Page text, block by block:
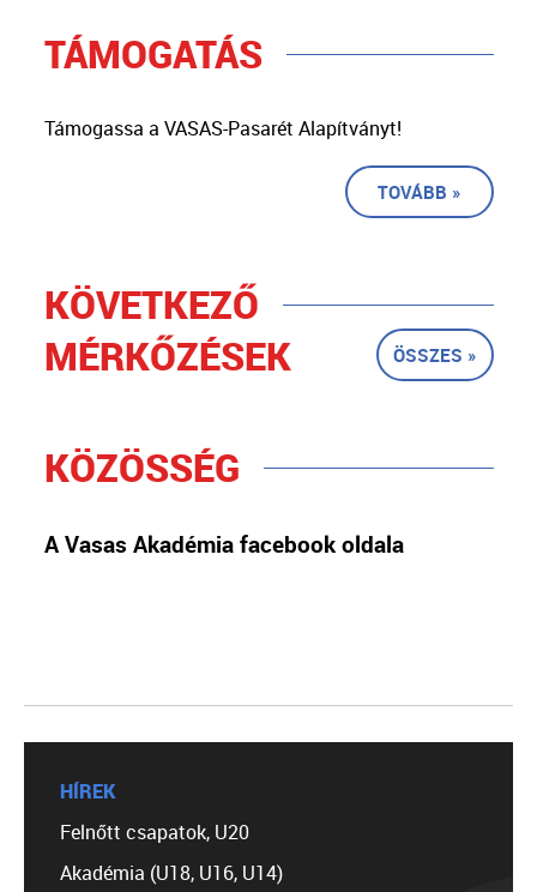
TÁMOGATÁS
Támogassa a VASAS-Pasarét Alapítványt!
TOVÁBB »
KÖVETKEZŐ
MÉRKŐZÉSEK
ÖSSZES »
KÖZÖSSÉG
A Vasas Akadémia facebook oldala
HÍREK
Felnőtt csapatok, U20
Akadémia (U18, U16, U14)